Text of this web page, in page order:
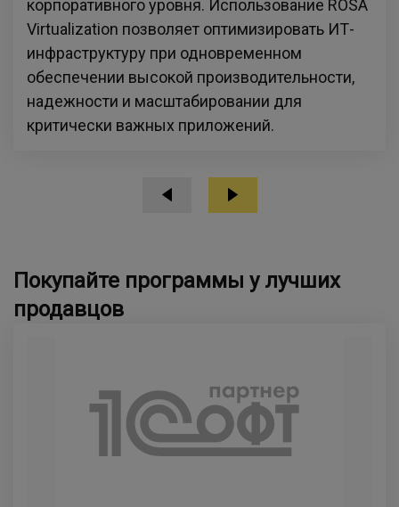
корпоративного уровня. Использование ROSA
Virtualization позволяет оптимизировать ИТ-
инфраструктуру при одновременном
обеспечении высокой производительности,
надежности и масштабировании для
критически важных приложений.
Покупайте программы у лучших
продавцов